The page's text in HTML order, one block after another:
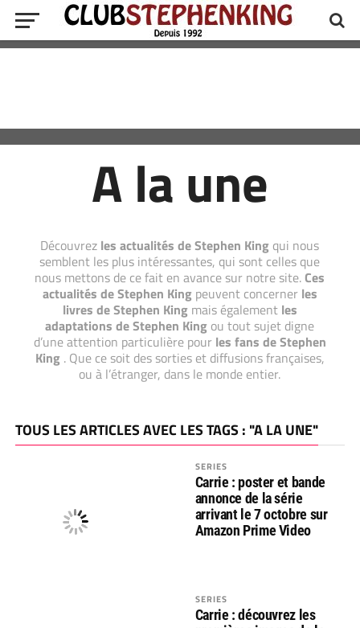
A la une
Découvrez les actualités de Stephen King qui nous
semblent les plus intéressantes, qui sont celles que
nous mettons de ce fait en avance sur notre site.Ces
actualités de Stephen Kingpeuvent concerner les
livres de Stephen Kingmais également les
adaptations de Stephen King ou tout sujet digne
d’une attention particulière pour les fans de Stephen
King . Que ce soit des sorties et diffusions françaises,
ou à l’étranger, dans le monde entier.
TOUS LES ARTICLES AVEC LES TAGS : "A LA UNE"
SERIES
Carrie : poster et bande
annonce de la série
arrivant le 7 octobre sur
Amazon Prime Video
SERIES
Carrie : découvrez les